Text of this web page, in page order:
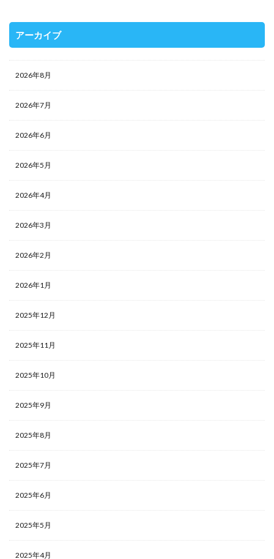
アーカイブ
2026年8月
2026年7月
2026年6月
2026年5月
2026年4月
2026年3月
2026年2月
2026年1月
2025年12月
2025年11月
2025年10月
2025年9月
2025年8月
2025年7月
2025年6月
2025年5月
2025年4月